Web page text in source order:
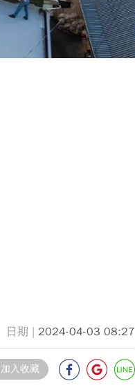
2024-04-03 08:27
加入收藏